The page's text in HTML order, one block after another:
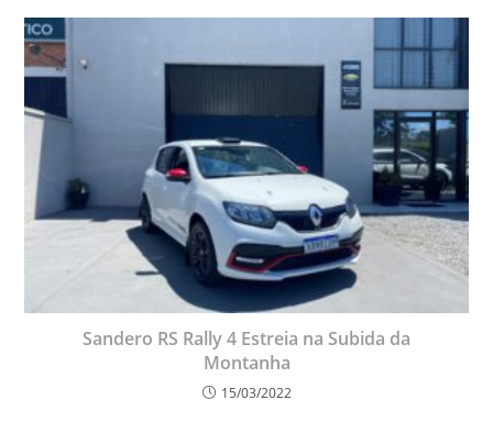
Sandero RS Rally 4 Estreia na Subida da
Montanha
15/03/2022